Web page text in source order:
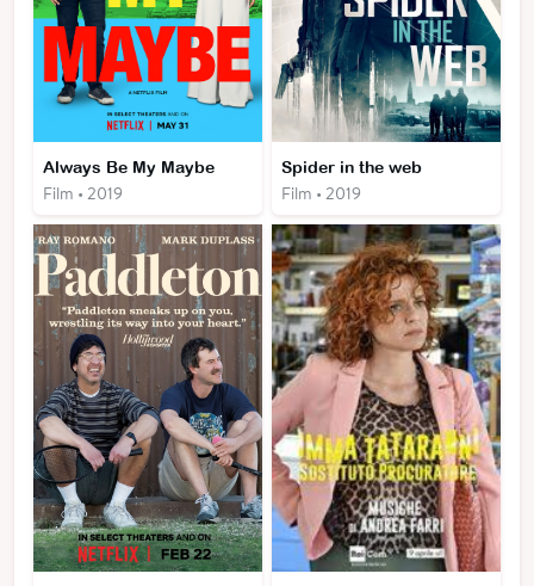
Always Be My Maybe
Film • 2019
Spider in the web
Film • 2019